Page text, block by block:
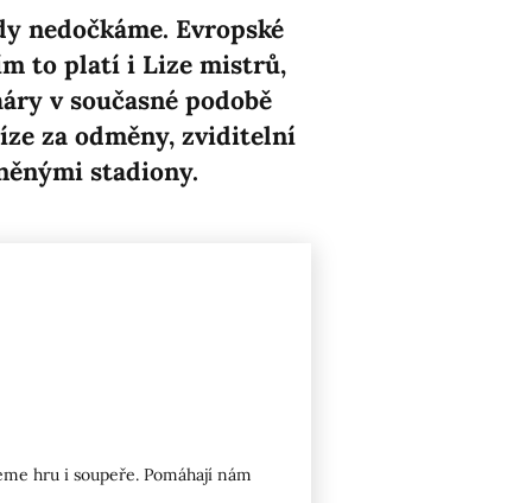
nedočkáme. Evropské
to platí i Lize mistrů,
v současné podobě
za odměny, zviditelní
stadiony.
hru i soupeře. Pomáhají nám